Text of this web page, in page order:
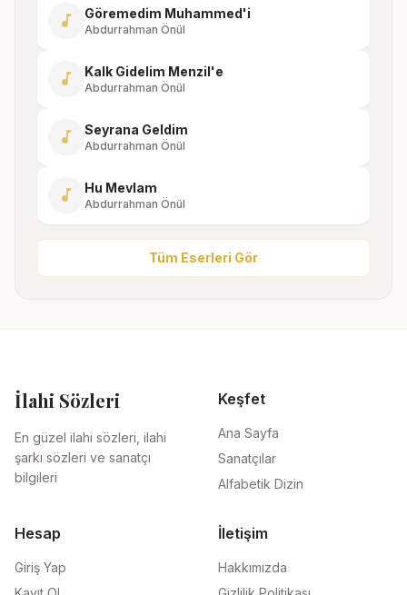
music_note Göremedim Muhammed'i
Abdurrahman Önül
music_note Kalk Gidelim Menzil'e
Abdurrahman Önül
music_note Seyrana Geldim
Abdurrahman Önül
music_note Hu Mevlam
Abdurrahman Önül
Tüm Eserleri Gör
İlahi Sözleri
En güzel ilahi sözleri, ilahi
şarkı sözleri ve sanatçı
bilgileri
Keşfet
Ana Sayfa
Sanatçılar
Alfabetik Dizin
Hesap
Giriş Yap
İletişim
Hakkımızda